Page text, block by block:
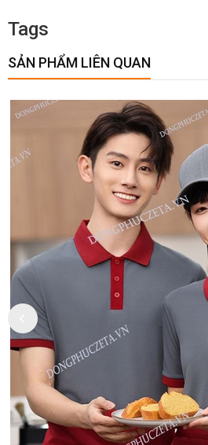
Tags
SẢN PHẨM LIÊN QUAN